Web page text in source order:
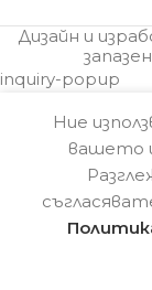
Дизайн и
inquiry-popup
Ние
вашето